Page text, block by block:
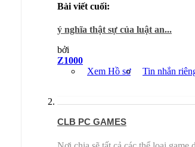
Bài viết cuối:
ý nghĩa thật sự của luật an...
bởi
Z1000
Xem Hồ sơ
Tin nhắn
CLB PC GAMES